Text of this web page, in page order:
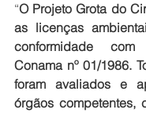
“O Projeto Grota do
as licenças
conformidade
Conama nº 01/1986.
foram avaliados e
órgãos competentes,